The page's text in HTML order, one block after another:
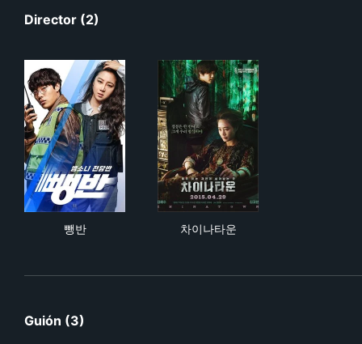
Director (2)
뺑반 차이나타운
Guión (3)